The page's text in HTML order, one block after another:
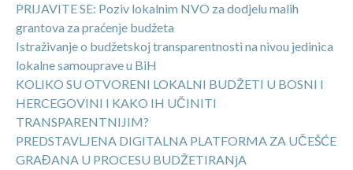
PRIJAVITE SE: Poziv lokalnim NVO za dodjelu malih
grantova za praćenje budžeta
Istraživanje o budžetskoj transparentnosti na nivou jedinica
lokalne samouprave u BiH
KOLIKO SU OTVORENI LOKALNI BUDŽETI U BOSNI I
HERCEGOVINI I KAKO IH UČINITI
TRANSPARENTNIJIM?
PREDSTAVLJENA DIGITALNA PLATFORMA ZA UČEŠĆE
GRAĐANA U PROCESU BUDŽETIRANjA